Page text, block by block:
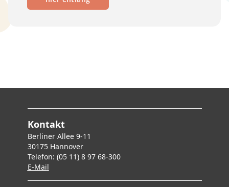
Kontakt
Berliner Allee 9-11
30175 Hannover
Telefon: (05 11) 8 97 68-300
E-Mail